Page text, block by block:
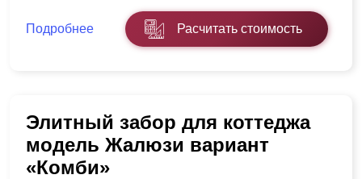
Подробнее Расчитать стоимость
Элитный забор для коттеджа
модель Жалюзи вариант
«Комби»